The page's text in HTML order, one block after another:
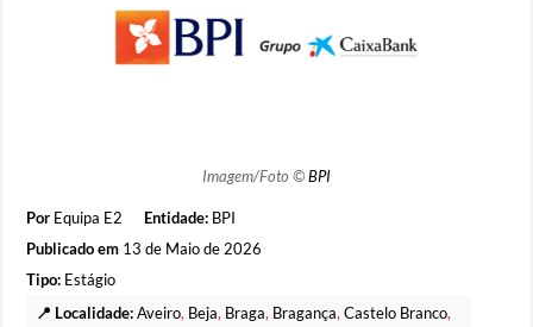
Imagem/Foto ©BPI
Por Equipa E2 Entidade: BPI
Publicado em 13 de Maio de 2026
Tipo: Estágio
📍 Localidade: Aveiro, Beja, Braga, Bragança,Castelo Branco,